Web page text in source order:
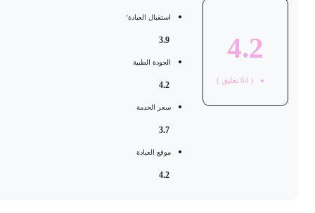
4.2
64 تعليق )
استقبال العيادة'
الجودة الطبية
سعر الخدمة
موقع العيادة